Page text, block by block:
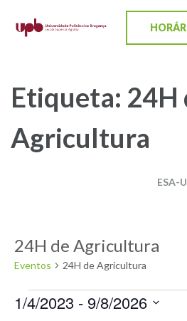
Etiqueta: 24H
Agricultura
ESA-
24H de Agricultura
Eventos 24H de Agricultura
1/4/2023 - 9/8/2026